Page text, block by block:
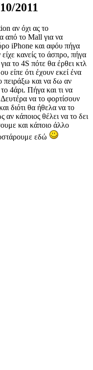
2011
αν όχι ας το
από τo Mall για να
iPhone και αφόυ πήγα
κανείς το άσπρο, πήγα
το 4S πότε θα έρθει κτλ
είπε ότι έχουν εκεί ένα
πειράξω και να δω αν
4άρι. Πήγα και τι να
να το φορτίσουν
διότι θα ήθελα να το
κάποιος θέλει να το δει
και κάποιο άλλο
εδώ